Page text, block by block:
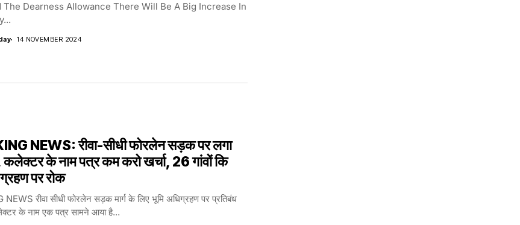
The Dearness Allowance There Will Be A Big Increase In
14 NOVEMBER 2024
NEWS: रीवा-सीधी फोरलेन सड़क पर लगा
कलेक्टर के नाम पत्र कम करो खर्चा, 26 गांवों कि
पर रोक
रीवा सीधी फोरलेन सड़क मार्ग के लिए भूमि अधिग्रहण पर प्रतिबंध
के नाम एक पत्र सामने आया है...